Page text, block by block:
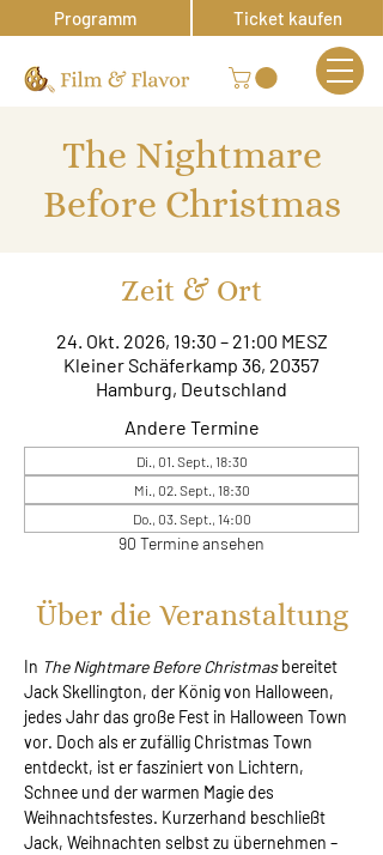
Programm Ticket kaufen
The Nightmare
Before Christmas
Zeit & Ort
24. Okt. 2026, 19:30 – 21:00 MESZ
Kleiner Schäferkamp 36, 20357
Hamburg, Deutschland
Andere Termine
Di., 01. Sept., 18:30
Mi., 02. Sept., 18:30
Do., 03. Sept., 14:00
90 Termine ansehen
Über die Veranstaltung
In The Nightmare Before Christmas bereitet
Jack Skellington, der König von Halloween,
jedes Jahr das große Fest in Halloween Town
vor. Doch als er zufällig Christmas Town
entdeckt, ist er fasziniert von Lichtern,
Schnee und der warmen Magie des
Weihnachtsfestes. Kurzerhand beschließt
Jack, Weihnachten selbst zu übernehmen –